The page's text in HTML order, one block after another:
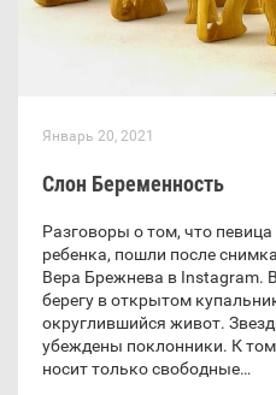
Январь 20, 2021
Слон Беременность
Разговоры о том, что
ребенка, пошли после
Вера Брежнева в Instagram.
берегу в открытом
округлившийся живот.
убеждены поклонники. К
носит только свободные…